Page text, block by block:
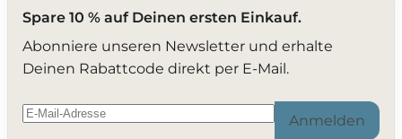
Spare 10 % auf Deinen ersten Einkauf.
Abonniere unseren Newsletter und erhalte
Deinen Rabattcode direkt per E-Mail.
Anmelden